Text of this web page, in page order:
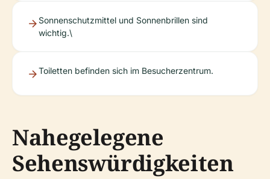
Sonnenschutzmittel und Sonnenbrillen sind
wichtig.\
Toiletten befinden sich im Besucherzentrum.
Nahegelegene
Sehenswürdigkeiten